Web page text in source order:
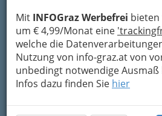
Mit INFOGraz Werbefrei
um € 4,99/Monat eine
welche die
Nutzung von info-graz.at von
unbedingt notwendige
Infos dazu finden Sie hier
Dampfbad &
Friseure Graz und
Friseurinnen -
Frisuren